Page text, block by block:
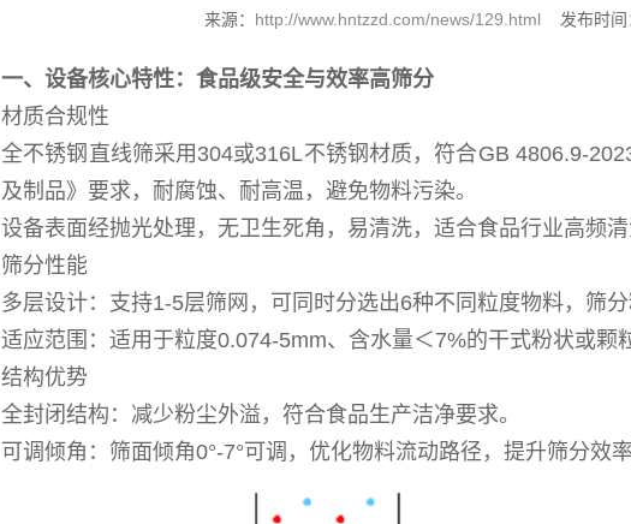
来源： http://www.hntzzd.com/news/129.html 发布时
一、设备核心特性：食品级安全与效率高筛分
材质合规性
全不锈钢直线筛采用304或316L不锈钢材质，符合GB 4806.9-
及制品》要求，耐腐蚀、耐高温，避免物料污染。
设备表面经抛光处理，无卫生死角，易清洗，适合食品行业高频
筛分性能
多层设计：支持1-5层筛网，可同时分选出6种不同粒度物料，筛
适应范围：适用于粒度0.074-5mm、含水量＜7%的干式粉状或颗
结构优势
全封闭结构：减少粉尘外溢，符合食品生产洁净要求。
可调倾角：筛面倾角0°-7°可调，优化物料流动路径，提升筛分效